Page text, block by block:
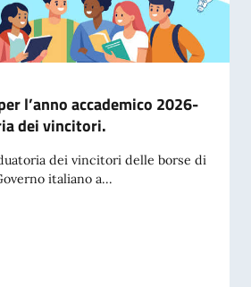
l’anno accademico 2026-
dei vincitori.
dei vincitori delle borse di
italiano a...
per l’anno accademico 2026-2027.